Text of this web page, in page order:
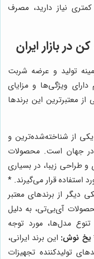
نیاز دارید، مصرف
در بازار ایران
تولید و عرضه شربت
ویژگی‌ها و مزایای
معتبرترین این برندها
یکی از شناخته‌شده‌ترین و
جهان است. محصولات
و طراحی زیبا، در بسیاری
استفاده قرار می‌گیرند. *
دیگر از برندهای معتبر
آی‌بی‌تی، به دلیل
مدل‌ها، مورد توجه
یخ نوش: این برند ایرانی،
تولیدکننده تجهیزات